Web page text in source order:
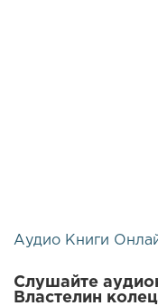
Аудио Книги
Слушайте
Властелин